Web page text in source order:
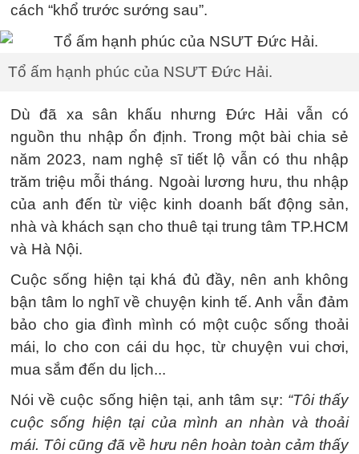
cách “khổ trước sướng sau”.
Tổ ấm hạnh phúc của NSƯT Đức Hải.
Dù đã xa sân khấu nhưng Đức Hải vẫn có
nguồn thu nhập ổn định. Trong một bài chia sẻ
năm 2023, nam nghệ sĩ tiết lộ vẫn có thu nhập
trăm triệu mỗi tháng. Ngoài lương hưu, thu nhập
của anh đến từ việc kinh doanh bất động sản,
nhà và khách sạn cho thuê tại trung tâm TP.HCM
và Hà Nội.
Cuộc sống hiện tại khá đủ đầy, nên anh không
bận tâm lo nghĩ về chuyện kinh tế. Anh vẫn đảm
bảo cho gia đình mình có một cuộc sống thoải
mái, lo cho con cái du học, từ chuyện vui chơi,
mua sắm đến du lịch...
Nói về cuộc sống hiện tại, anh tâm sự: “Tôi thấy
cuộc sống hiện tại của mình an nhàn và thoải
mái. Tôi cũng đã về hưu nên hoàn toàn cảm thấy